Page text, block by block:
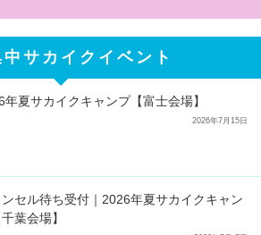
サカイクイベント
年夏サカイクキャンプ【富士会場】
2026年7月15日
セル待ち受付｜2026年夏サカイクキャン
葉会場】